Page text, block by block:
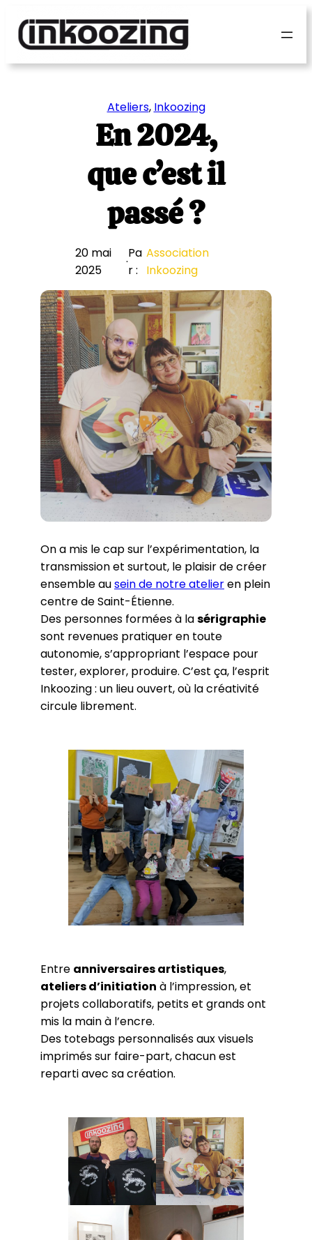
Ateliers, Inkoozing
En 2024,
que c’est il
passé ?
20 mai
2025
·
Pa
r :
Association
Inkoozing
On a mis le cap sur l’expérimentation, la
transmission et surtout, le plaisir de créer
ensemble ausein de notre atelieren plein
centre de Saint-Étienne.
Des personnes formées à lasérigraphie
sont revenues pratiquer en toute
autonomie, s’appropriant l’espace pour
tester, explorer, produire. C’est ça, l’esprit
Inkoozing : un lieu ouvert, où la créativité
circule librement.
Entre anniversaires artistiques,
ateliers d’initiation à l’impression, et
projets collaboratifs, petits et grands ont
mis la main à l’encre.
Des totebags personnalisés aux visuels
imprimés sur faire-part, chacun est
reparti avec sa création.